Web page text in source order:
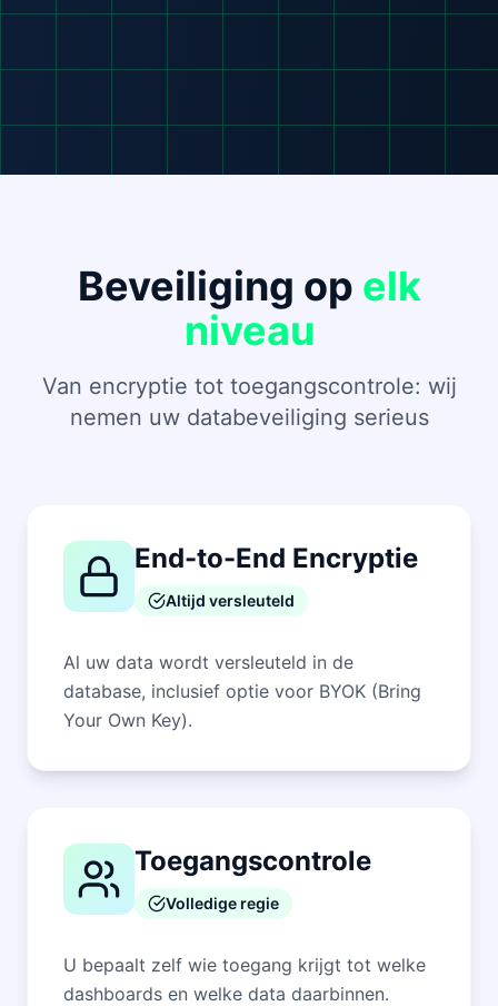
Beveiliging op elk
niveau
Van encryptie tot toegangscontrole: wij
nemen uw databeveiliging serieus
End-to-End Encryptie
Altijd versleuteld
Al uw data wordt versleuteld in de
database, inclusief optie voor BYOK (Bring
Your Own Key).
Toegangscontrole
Volledige regie
U bepaalt zelf wie toegang krijgt tot welke
dashboards en welke data daarbinnen.